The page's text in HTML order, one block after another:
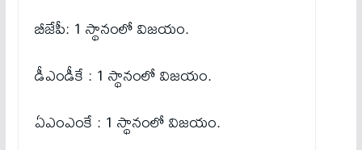
బీజేపీ: 1 స్థానంలో విజయం.
డీఎండీకే : 1 స్థానంలో విజయం.
ఏఎంఎంకే : 1 స్థానంలో విజయం.